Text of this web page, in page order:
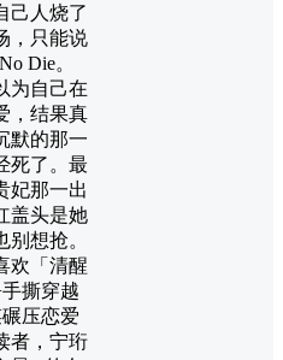
己人烧了
，只能说
Die。
为自己在
，结果真
默的那一
死了。最
妃那一出
头是她
别想抢。
欢「清醒
撕穿越
压恋爱
者，宁珩